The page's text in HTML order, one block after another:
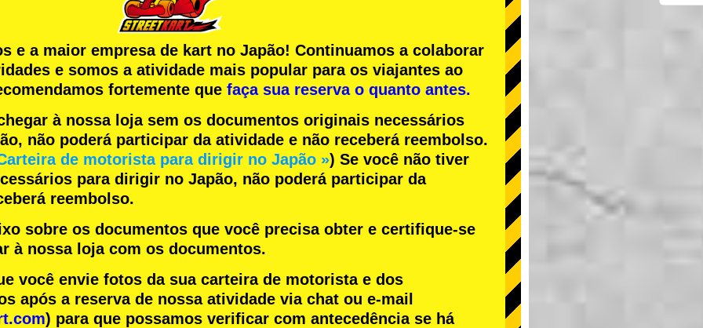
e a maior empresa de kart no Japão! Continuamos a colaborar
e somos a atividade mais popular para os viajantes ao
fortemente que faça sua reserva o quanto antes.
à nossa loja sem os documentos originais necessários
não poderá participar da atividade e não receberá reembolso.
de motorista para dirigir no Japão ») Se você não tiver
para dirigir no Japão, não poderá participar da
reembolso.
sobre os documentos que você precisa obter e certifique-se
à nossa loja com os documentos.
você envie fotos da sua carteira de motorista e dos
após a reserva de nossa atividade via chat ou e-mail
) para que possamos verificar com antecedência se há